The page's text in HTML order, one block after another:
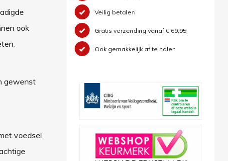
ook
gewenst
voedsel
Veilig betalen
Gratis verzending vanaf € 69,95!
Ook gemakkelijk af te halen